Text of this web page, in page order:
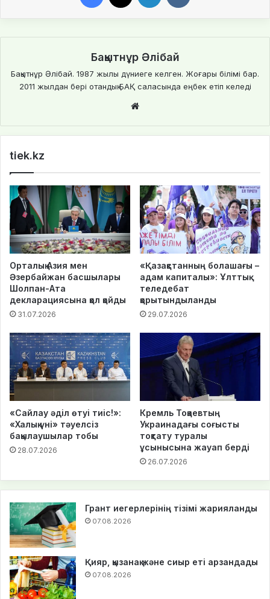
Бақытнұр Әлібай
Бақытнұр Әлібай. 1987 жылы дүниеге келген. Жоғары білімі бар.
2011 жылдан бері отандық БАҚ саласында еңбек етіп келеді
te
tiek.kz
Орталық Азия мен
Әзербайжан басшылары
Шолпан-Ата
декларациясына қол қойды
31.07.2026
«Қазақстанның болашағы –
адам капиталы»: Ұлттық
теледебат
қорытындыланды
29.07.2026
«Сайлау әділ өтуі тиіс!»:
«Халық үні» тәуелсіз
бақылаушылар тобы
28.07.2026
Кремль Тоқаевтың
Украинадағы соғысты
тоқтату туралы
ұсынысына жауап берді
26.07.2026
Грант иегерлерінің тізімі жарияланды
07.08.2026
Қияр, қызанақ және сиыр еті арзандады
07.08.2026